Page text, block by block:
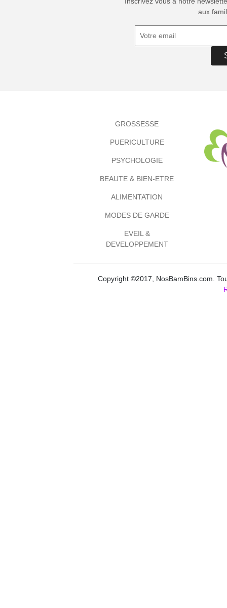
aux
GROSSESSE
PUERICULTURE
PSYCHOLOGIE
BEAUTE & BIEN-ETRE
ALIMENTATION
MODES DE GARDE
EVEIL &
DEVELOPPEMENT
Copyright ©2017, NosBamBins.com.